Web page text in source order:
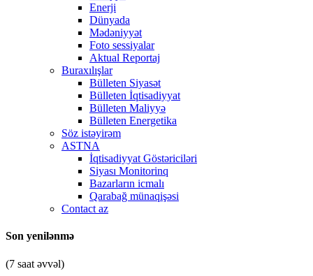
Enerji
Dünyada
Mədəniyyət
Foto sessiyalar
Aktual Reportaj
Buraxılışlar
Bülleten Siyasət
Bülleten İqtisadiyyat
Bülleten Maliyyə
Bülleten Energetika
Söz istəyirəm
ASTNA
İqtisadiyyat Göstəriciləri
Siyası Monitorinq
Bazarların icmalı
Qarabağ münaqişəsi
Contact az
Son yenilənmə
(7 saat əvvəl)